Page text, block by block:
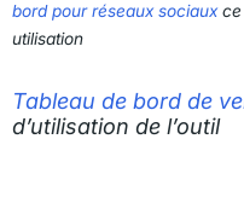
bord pour réseaux sociauxce
utilisation
Tableau de bord de
d’utilisation de l’outil